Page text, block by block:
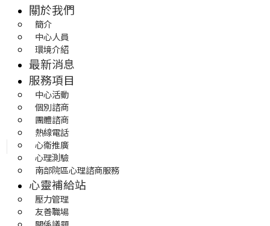
關於我們
簡介
中心人員
環境介紹
最新消息
服務項目
中心活動
個別諮商
團體諮商
熱線電話
心衛推廣
心理測驗
南部院區心理諮商服務
心靈補給站
壓力管理
友善職場